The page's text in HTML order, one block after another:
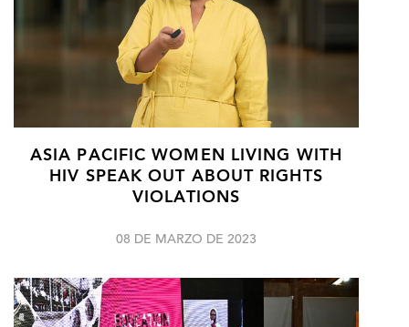
ASIA PACIFIC WOMEN LIVING WITH
HIV SPEAK OUT ABOUT RIGHTS
VIOLATIONS
08 DE MARZO DE 2023